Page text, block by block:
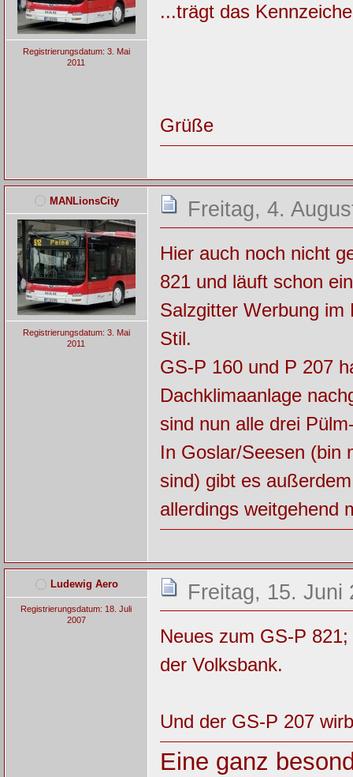
Registrierungsdatum: 3. Mai
2011
...trägt das
Grüße
MANLionsCity
Registrierungsdatum: 3. Mai
2011
Freitag, 4.
Hier auch noch nicht
821 und läuft schon
Salzgitter Werbung im
Stil.
GS-P 160 und P 207
Dachklimaanlage
sind nun alle drei
In Goslar/Seesen (bin
sind) gibt es
allerdings weitgehend
Ludewig Aero
Registrierungsdatum: 18. Juli
2007
Freitag, 15. Juni
Neues zum GS-P
der Volksbank.
Und der GS-P 207
Eine ganz